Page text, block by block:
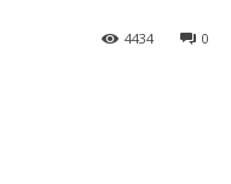
0
4434